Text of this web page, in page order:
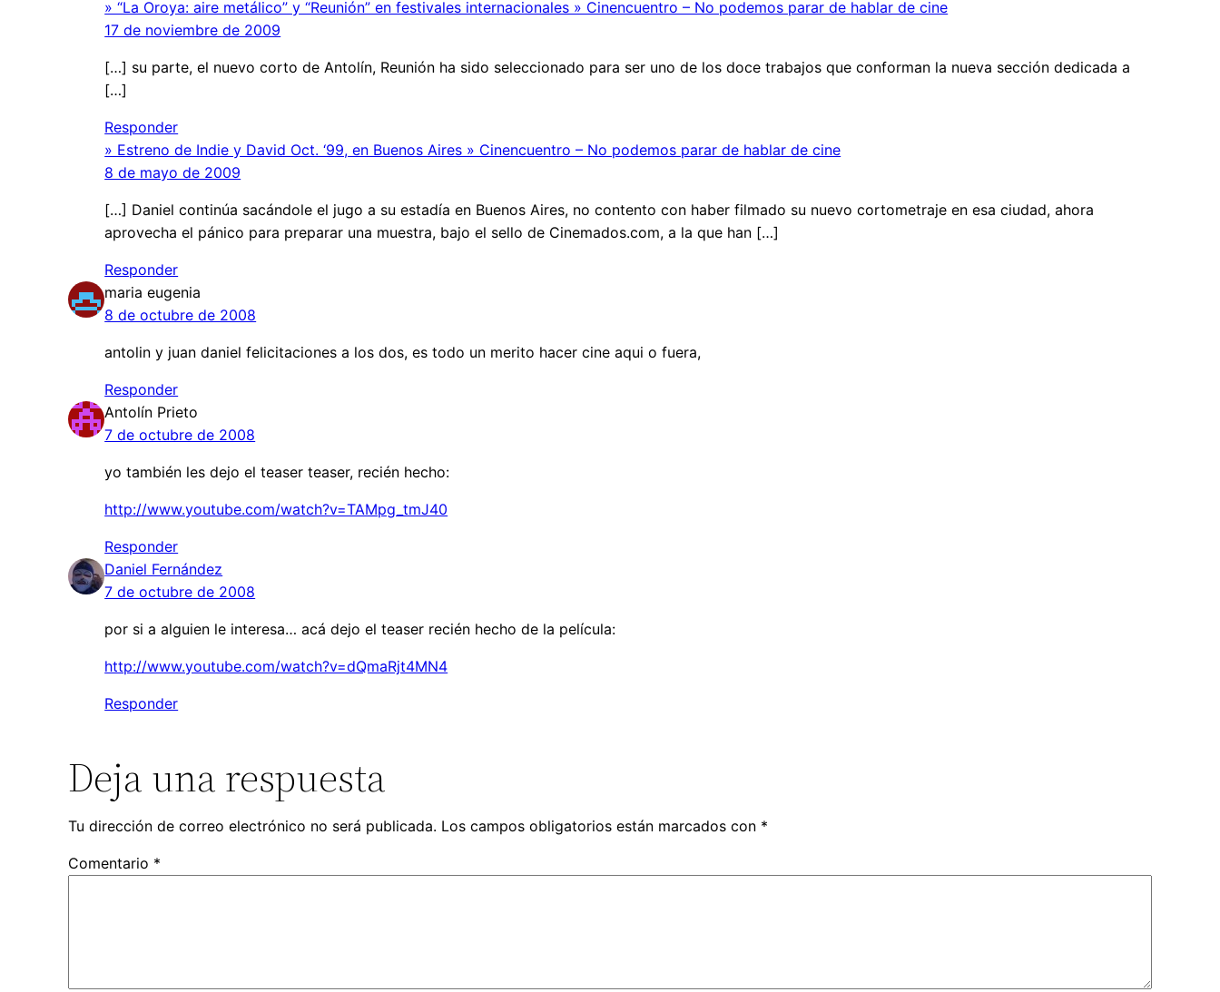
» “La Oroya: aire metálico” y “Reunión” en festivales internacionales » Cinencuentro – No podemos parar de hablar de cine
17 de noviembre de 2009
[…] su parte, el nuevo corto de Antolín, Reunión ha sido seleccionado para ser uno de los doce trabajos que conforman la nueva sección dedicada a
[…]
Responder
» Estreno de Indie y David Oct. ‘99, en Buenos Aires » Cinencuentro – No podemos parar de hablar de cine
8 de mayo de 2009
[…] Daniel continúa sacándole el jugo a su estadía en Buenos Aires, no contento con haber filmado su nuevo cortometraje en esa ciudad, ahora
aprovecha el pánico para preparar una muestra, bajo el sello de Cinemados.com, a la que han […]
Responder
maria eugenia
8 de octubre de 2008
antolin y juan daniel felicitaciones a los dos, es todo un merito hacer cine aqui o fuera,
Responder
Antolín Prieto
7 de octubre de 2008
yo también les dejo el teaser teaser, recién hecho:
http://www.youtube.com/watch?v=TAMpg_tmJ40
Responder
Daniel Fernández
7 de octubre de 2008
por si a alguien le interesa… acá dejo el teaser recién hecho de la película:
http://www.youtube.com/watch?v=dQmaRjt4MN4
Responder
Deja una respuesta
Tu dirección de correo electrónico no será publicada. Los campos obligatorios están marcados con *
Comentario *